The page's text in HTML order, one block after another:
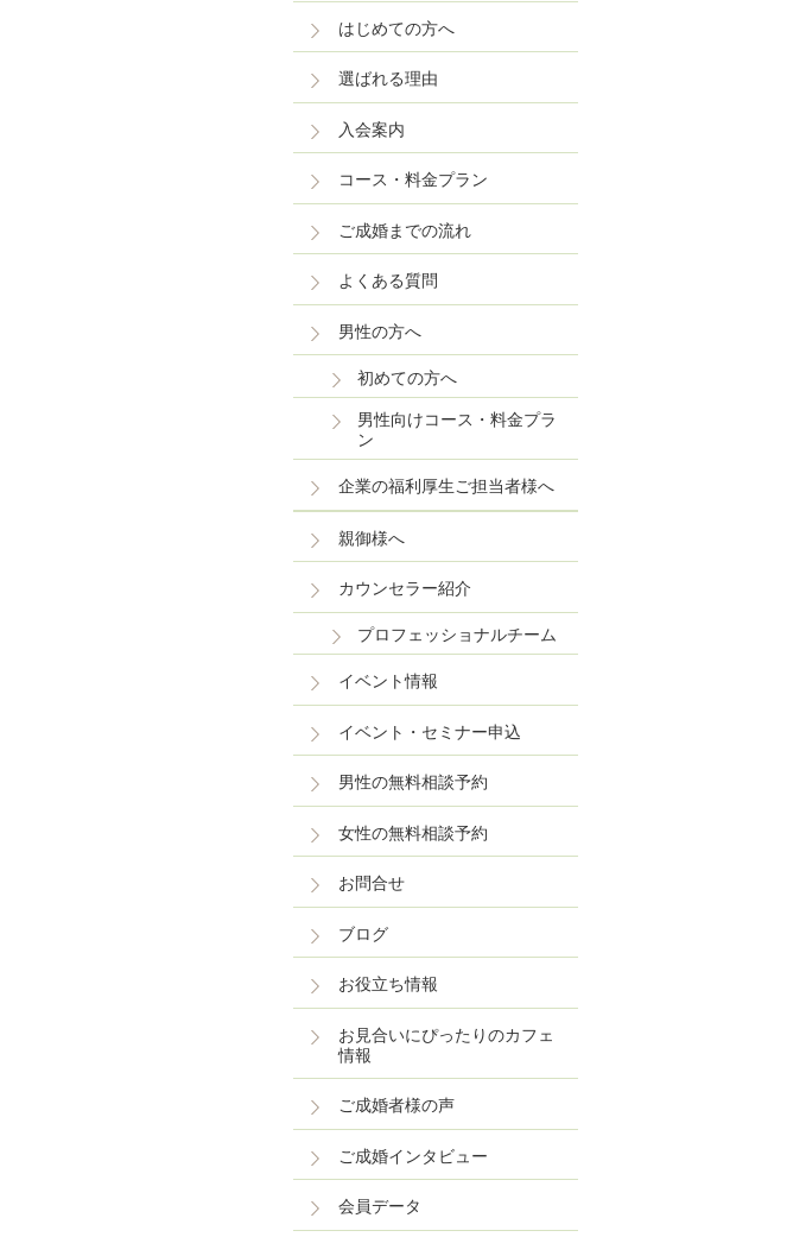
はじめての方へ
選ばれる理由
入会案内
コース・料金プラン
ご成婚までの流れ
よくある質問
男性の方へ
初めての方へ
男性向けコース・料金プラ
ン
企業の福利厚生ご担当者様へ
親御様へ
カウンセラー紹介
プロフェッショナルチーム
イベント情報
イベント・セミナー申込
男性の無料相談予約
女性の無料相談予約
お問合せ
ブログ
お役立ち情報
お見合いにぴったりのカフェ
情報
ご成婚者様の声
ご成婚インタビュー
会員データ